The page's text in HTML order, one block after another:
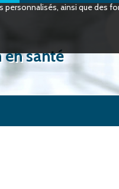
personnalisés, ainsi que des
santé